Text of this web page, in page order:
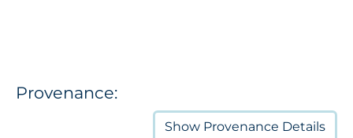
Provenance:
Show Provenance Details